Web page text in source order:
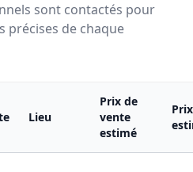
sont contactés pour
précises de chaque
Lieu
Prix de
vente
estimé